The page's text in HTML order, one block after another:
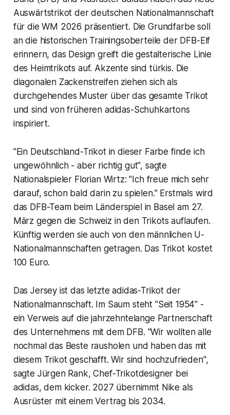
Auswärtstrikot der deutschen Nationalmannschaft
für die WM 2026 präsentiert. Die Grundfarbe soll
an die historischen Trainingsoberteile der DFB-Elf
erinnern, das Design greift die gestalterische Linie
des Heimtrikots auf. Akzente sind türkis. Die
diagonalen Zackenstreifen ziehen sich als
durchgehendes Muster über das gesamte Trikot
und sind von früheren adidas-Schuhkartons
inspiriert.
"Ein Deutschland-Trikot in dieser Farbe finde ich
ungewöhnlich - aber richtig gut", sagte
Nationalspieler Florian Wirtz: "Ich freue mich sehr
darauf, schon bald darin zu spielen." Erstmals wird
das DFB-Team beim Länderspiel in Basel am 27.
März gegen die Schweiz in den Trikots auflaufen.
Künftig werden sie auch von den männlichen U-
Nationalmannschaften getragen. Das Trikot kostet
100 Euro.
Das Jersey ist das letzte adidas-Trikot der
Nationalmannschaft. Im Saum steht "Seit 1954" -
ein Verweis auf die jahrzehntelange Partnerschaft
des Unternehmens mit dem DFB. "Wir wollten alle
nochmal das Beste rausholen und haben das mit
diesem Trikot geschafft. Wir sind hochzufrieden",
sagte Jürgen Rank, Chef-Trikotdesigner bei
adidas, dem kicker. 2027 übernimmt Nike als
Ausrüster mit einem Vertrag bis 2034.